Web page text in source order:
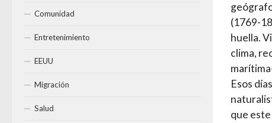
(1769-
huella.
clima,
Esos
que
Comunidad
Entretenimiento
EEUU
Migración
Salud